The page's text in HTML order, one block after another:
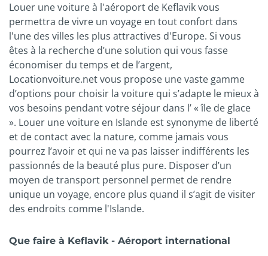
Louer une voiture à l'aéroport de Keflavik vous
permettra de vivre un voyage en tout confort dans
l'une des villes les plus attractives d'Europe. Si vous
êtes à la recherche d’une solution qui vous fasse
économiser du temps et de l’argent,
Locationvoiture.net vous propose une vaste gamme
d’options pour choisir la voiture qui s’adapte le mieux à
vos besoins pendant votre séjour dans l’ « île de glace
». Louer une voiture en Islande est synonyme de liberté
et de contact avec la nature, comme jamais vous
pourrez l’avoir et qui ne va pas laisser indifférents les
passionnés de la beauté plus pure. Disposer d’un
moyen de transport personnel permet de rendre
unique un voyage, encore plus quand il s’agit de visiter
des endroits comme l'Islande.
Que faire à Keflavik - Aéroport international